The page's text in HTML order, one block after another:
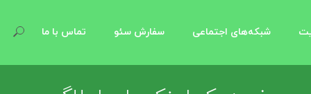
شبکه‌های اجتماعی سفارش سئو تماس با ما